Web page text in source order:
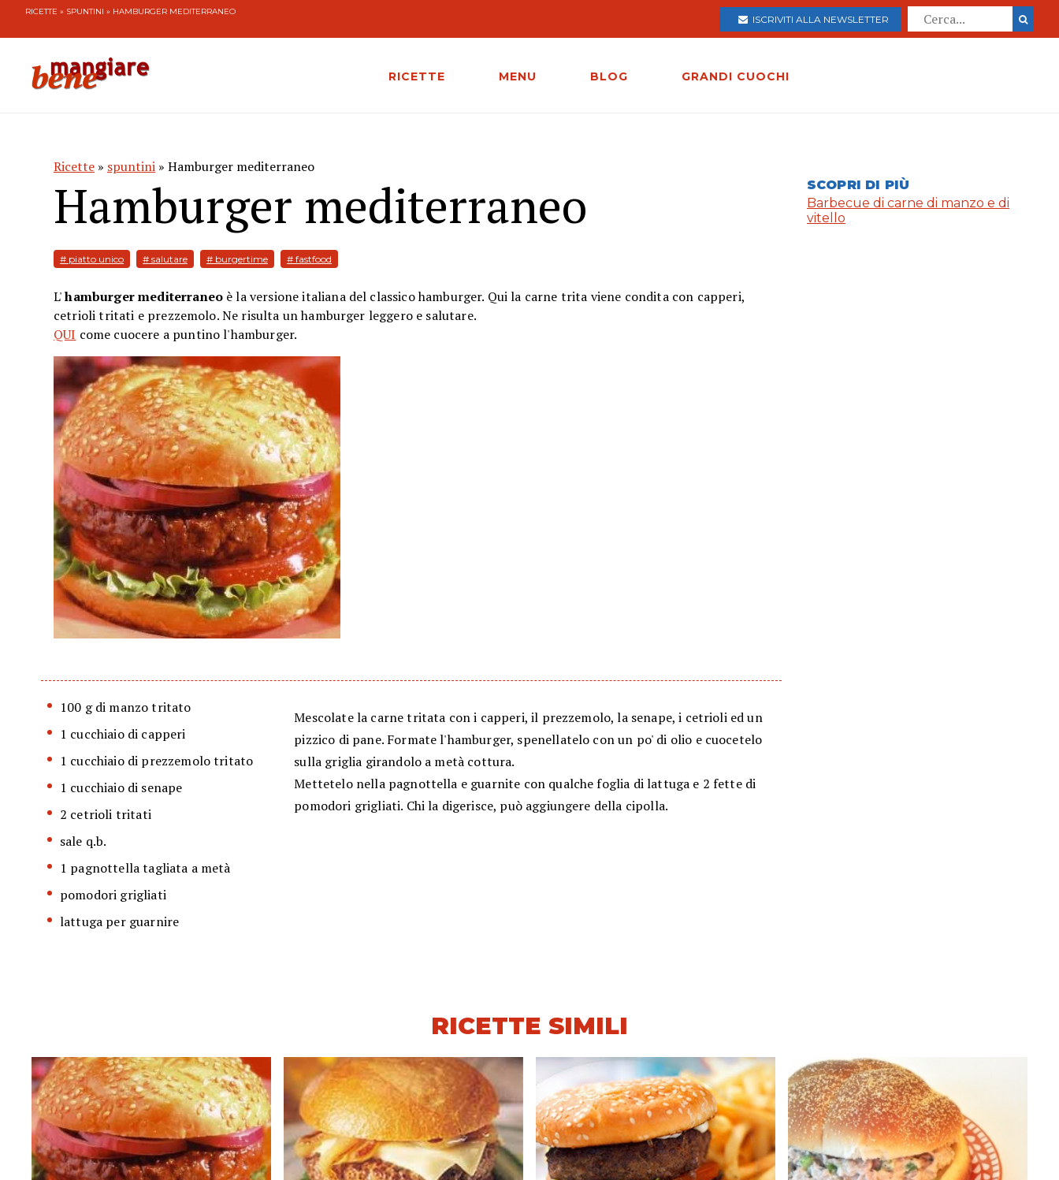
RICETTE » SPUNTINI » HAMBURGER MEDITERRANEO
ISCRIVITI ALLA NEWSLETTER
RICETTE MENU BLOG GRANDI CUOCHI
Ricette » spuntini » Hamburger mediterraneo
Hamburger mediterraneo
# piatto unico # salutare # burgertime # fastfood
L'hamburger mediterraneo è la versione italiana del classico hamburger. Qui la carne trita viene condita con capperi,
cetrioli tritati e prezzemolo. Ne risulta un hamburger leggero e salutare.
QUI come cuocere a puntino l'hamburger.
100 g di manzo tritato
1 cucchiaio di capperi
1 cucchiaio di prezzemolo tritato
1 cucchiaio di senape
2 cetrioli tritati
sale q.b.
1 pagnottella tagliata a metà
pomodori grigliati
lattuga per guarnire
Mescolate la carne tritata con i capperi, il prezzemolo, la senape, i cetrioli ed un
pizzico di pane. Formate l'hamburger, spenellatelo con un po' di olio e cuocetelo
sulla griglia girandolo a metà cottura.
Mettetelo nella pagnottella e guarnite con qualche foglia di lattuga e 2 fette di
pomodori grigliati. Chi la digerisce, può aggiungere della cipolla.
SCOPRI DI PIÙ
Barbecue di carne di manzo e di
vitello
RICETTE SIMILI